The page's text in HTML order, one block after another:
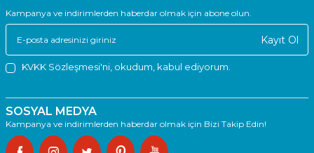
Kampanya ve indirimlerden haberdar olmak için abone olun.
Kayıt Ol
KVKK Sözleşmesi'ni , okudum, kabul ediyorum.
SOSYAL MEDYA
Kampanya ve indirimlerden haberdar olmak için Bizi Takip Edin!